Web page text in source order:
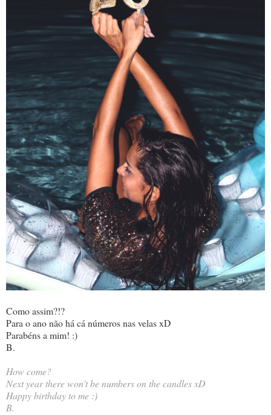
Como assim?!?
Para o ano não há cá números nas velas xD
Parabéns a mim! :)
B.
How come?
Next year there won't be numbers on the candles xD
Happy birthday to me :)
B.